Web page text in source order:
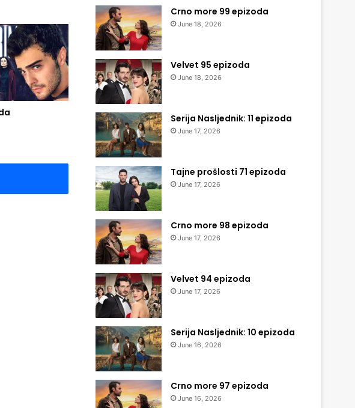
Crno more 99 epizoda
June 18, 2026
Velvet 95 epizoda
June 18, 2026
Serija Nasljednik: 11 epizoda
June 17, 2026
Tajne prošlosti 71 epizoda
June 17, 2026
Crno more 98 epizoda
June 17, 2026
Velvet 94 epizoda
June 17, 2026
Serija Nasljednik: 10 epizoda
June 16, 2026
Crno more 97 epizoda
June 16, 2026